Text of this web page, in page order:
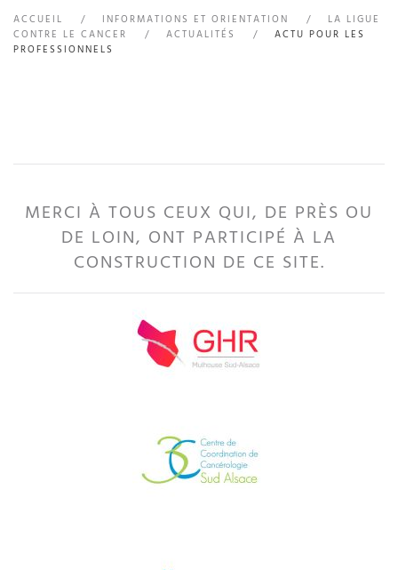
ACCUEIL INFORMATIONS ET ORIENTATION
LA LIGUE
CONTRE LE CANCER
ACTUALITÉS
ACTU POUR LES
PROFESSIONNELS
MERCI À TOUS CEUX QUI, DE PRÈS OU
DE LOIN, ONT PARTICIPÉ À LA
CONSTRUCTION DE CE SITE.